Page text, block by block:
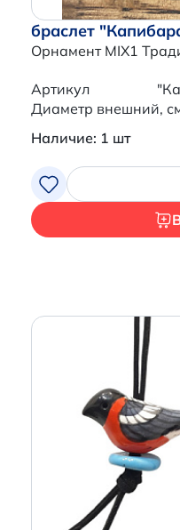
браслет
Орнамент MIX1
Артикул
Диаметр внешний,
Наличие: 1 шт